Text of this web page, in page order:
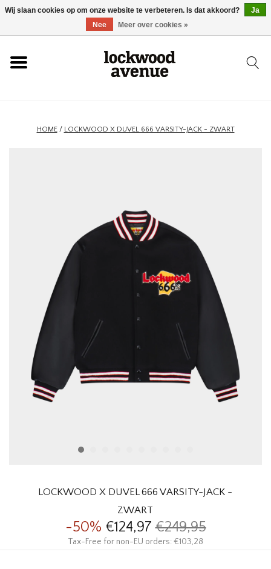
HOME
HOMEWARE
MERKEN
THE EDIT
HOME/ LOCKWOOD X DUVEL 666 VARSITY-JACK - ZWART
LOCKWOOD X DUVEL 666 VARSITY-JACK -
ZWART
-50% €124,97€249,95
Tax-Free for non-EU orders: €103,28
Wij slaan cookies op om onze website te verbeteren. Is dat akkoord?
Ja
Nee
Meer over cookies »